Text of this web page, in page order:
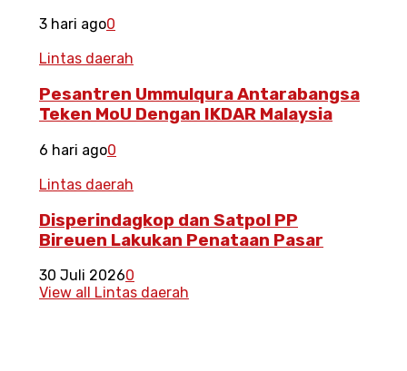
3 hari ago0
Lintas daerah
Pesantren Ummulqura Antarabangsa
Teken MoU Dengan IKDAR Malaysia
6 hari ago0
Lintas daerah
Disperindagkop dan Satpol PP
Bireuen Lakukan Penataan Pasar
30 Juli 20260
View all Lintas daerah